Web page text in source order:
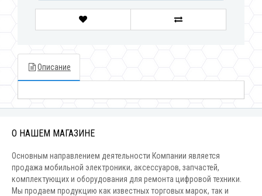
Описание
О НАШЕМ МАГАЗИНЕ
Основным направлением деятельности Компании является
продажа мобильной электроники, аксессуаров, запчастей,
комплектующих и оборудования для ремонта цифровой техники.
Мы продаем продукцию как известных торговых марок, так и